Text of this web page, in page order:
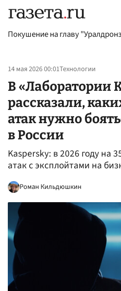
Покушение на главу
14 мая 2026 00:01Технологии
В «Лаборатории
рассказали,
атак нужно
в России
Kaspersky: в 2026 году на
атак с эксплойтами на
Роман Кильдюшкин